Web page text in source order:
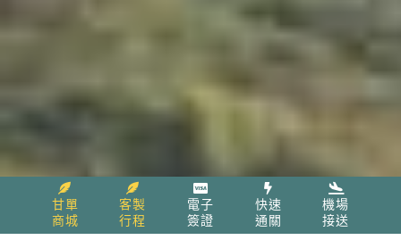
甘單
商城
客製
行程
電子
簽證
快速
通關
機場
接送